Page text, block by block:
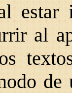
al
de